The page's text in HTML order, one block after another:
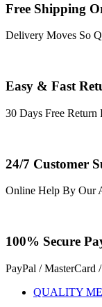
Free Shipping
Delivery Moves So
Easy & Fast
30 Days Free Return
24/7 Customer
Online Help By Our
100% Secure
PayPal / MasterCard
QUALITY